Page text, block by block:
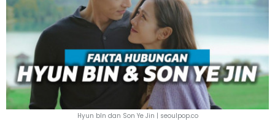
Hyun bIn dan Son Ye Jin | seoulpop.co